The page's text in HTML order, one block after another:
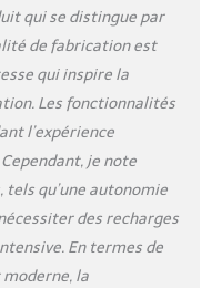
qui se distingue par
de fabrication est
qui inspire la
Les fonctionnalités
l’expérience
je note
qu’une autonomie
des recharges
En termes de
la